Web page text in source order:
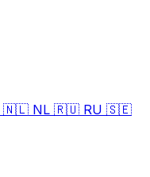
🇳🇱 NL 🇷🇺 RU 🇸🇪